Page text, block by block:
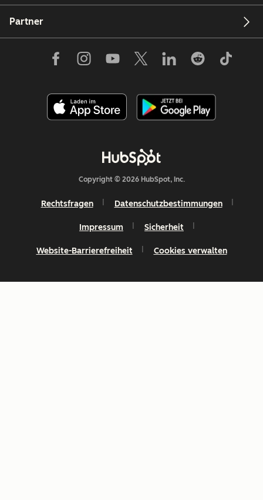
Partner
Copyright © 2026 HubSpot, Inc.
Rechtsfragen Datenschutzbestimmungen
Impressum Sicherheit
Website-Barrierefreiheit Cookies verwalten